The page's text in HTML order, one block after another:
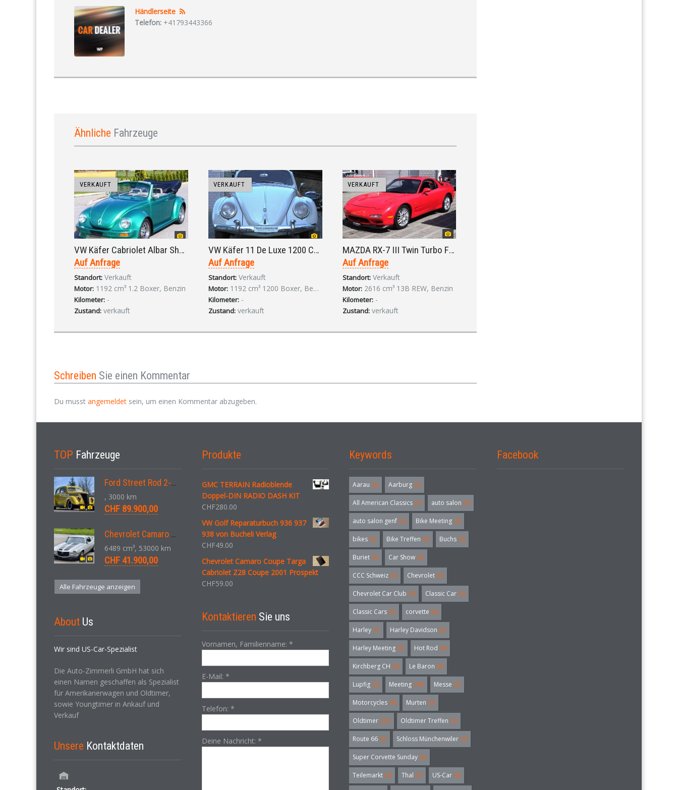
Händlerseite
Telefon: +41793443366
Ähnliche Fahrzeuge
VERKAUFT
VW Käfer Cabriolet Albar Show-Käfer 11-1302 4-Gang 1971
Auf Anfrage
Standort: Verkauft
Motor: 1192 cm³ 1.2 Boxer, Benzin
Kilometer: -
Zustand: verkauft
VERKAUFT
VW Käfer 11 De Luxe 1200 Coupe 4-Gang 1962
Auf Anfrage
Standort: Verkauft
Motor: 1192 cm³ 1200 Boxer, Benzin
Kilometer: -
Zustand: verkauft
VERKAUFT
MAZDA RX-7 III Twin Turbo FD Coupé 2.6i 5-Gang 1992
Auf Anfrage
Standort: Verkauft
Motor: 2616 cm³ 13B REW, Benzin
Kilometer: -
Zustand: verkauft
Schreiben Sie einen Kommentar
Du musst angemeldet sein, um einen Kommentar abzugeben.
TOP Fahrzeuge
Ford Street Rod 2-Door V8 Aut. 1937
, 3000 km
CHF 89.900,00
Chevrolet Camaro SS 396 LS3 Coupe Aut. 1971
6489 cm³, 53000 km
CHF 41.900,00
Alle Fahrzeuge anzeigen
About Us
Wir sind US-Car-Spezialist
Die Auto-Zimmerli GmbH hat sich
einen Namen geschaffen als Spezialist
für Amerikanerwagen und Oldtimer,
sowie Youngtimer in Ankauf und
Verkauf
Unsere Kontaktdaten
Produkte
GMC TERRAIN Radioblende
Doppel-DIN RADIO DASH KIT
CHF280.00
VW Golf Reparaturbuch 936 937
938 von Bucheli Verlag
CHF49.00
Chevrolet Camaro Coupe Targa
Cabriolet Z28 Coupe 2001 Prospekt
CHF59.00
Kontaktieren Sie uns
Vornamen, Familienname: *
E-Mail: *
Telefon: *
Deine Nachricht: *
Keywords
Aarau (3) Aarburg (3)
All American Classics (3) auto salon (3)
auto salon genf (3) Bike Meeting (4)
bikes (5) Bike Treffen (5) Buchs (4)
Buriet (3) Car Show (3)
CCC Schweiz (3) Chevrolet (3)
Chevrolet Car Club (3) Classic Car (3)
Classic Cars (3) corvette (6)
Harley (7) Harley Davidson (3)
Harley Meeting (5) Hot Rod (4)
Kirchberg CH (4) Le Baron (4)
Lupfig (3) Meeting (18) Messe (5)
Motorcycles (4) Murten (3)
Oldtimer (32) Oldtimer Treffen (5)
Route 66 (3) Schloss Münchenwiler (3)
Super Corvette Sunday (5)
Teilemarkt (4) Thal (3) US-Car (6)
Facebook